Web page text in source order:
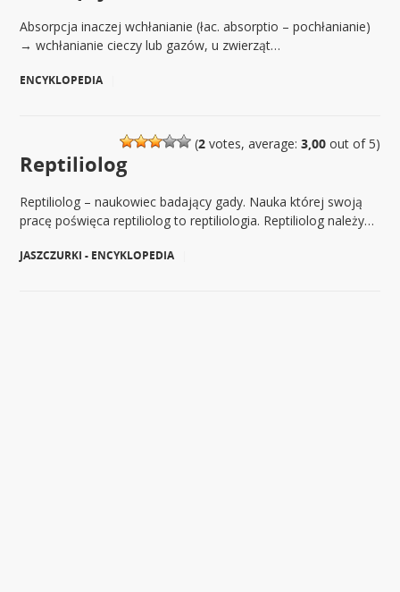
Absorpcja inaczej wchłanianie (łac. absorptio – pochłanianie)
→ wchłanianie cieczy lub gazów, u zwierząt…
ENCYKLOPEDIA
(2votes, average: 3,00out of 5)
Reptiliolog
Reptiliolog – naukowiec badający gady. Nauka której swoją
pracę poświęca reptiliolog to reptiliologia. Reptiliolog należy…
JASZCZURKI - ENCYKLOPEDIA